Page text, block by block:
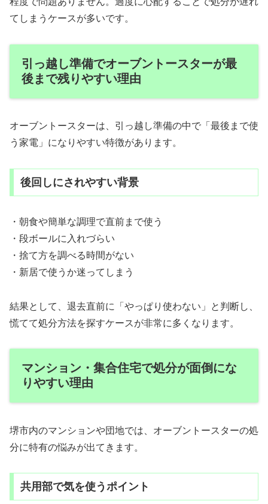
てしまうケースが多いです。
引っ越し準備でオーブントースターが最
後まで残りやすい理由
オーブントースターは、引っ越し準備の中で「最後まで使
う家電」になりやすい特徴があります。
後回しにされやすい背景
・朝食や簡単な調理で直前まで使う
・段ボールに入れづらい
・捨て方を調べる時間がない
・新居で使うか迷ってしまう
結果として、退去直前に「やっぱり使わない」と判断し、
慌てて処分方法を探すケースが非常に多くなります。
マンション・集合住宅で処分が面倒にな
りやすい理由
堺市内のマンションや団地では、オーブントースターの処
分に特有の悩みが出てきます。
共用部で気を使うポイント